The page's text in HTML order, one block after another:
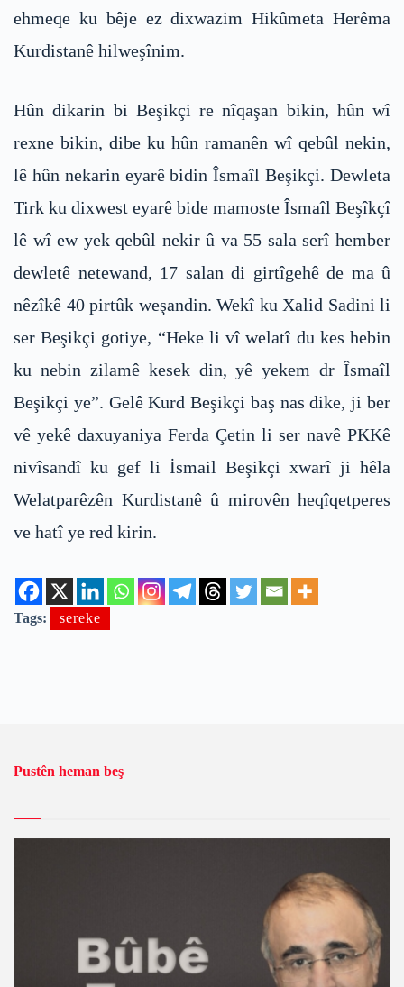
ehmeqe ku bêje ez dixwazim Hikûmeta Herêma
Kurdistanê hilweşînim.
Hûn dikarin bi Beşikçi re nîqaşan bikin, hûn wî
rexne bikin, dibe ku hûn ramanên wî qebûl nekin,
lê hûn nekarin eyarê bidin Îsmaîl Beşikçi. Dewleta
Tirk ku dixwest eyarê bide mamoste Îsmaîl Beşîkçî
lê wî ew yek qebûl nekir û va 55 sala serî hember
dewletê netewand, 17 salan di girtîgehê de ma û
nêzîkê 40 pirtûk weşandin. Wekî ku Xalid Sadini li
ser Beşikçi gotiye, “Heke li vî welatî du kes hebin
ku nebin zilamê kesek din, yê yekem dr Îsmaîl
Beşikçi ye”. Gelê Kurd Beşikçi baş nas dike, ji ber
vê yekê daxuyaniya Ferda Çetin li ser navê PKKê
nivîsandî ku gef li İsmail Beşikçi xwarî ji hêla
Welatparêzên Kurdistanê û mirovên heqîqetperes
ve hatî ye red kirin.
Tags: sereke
Pustên heman beş